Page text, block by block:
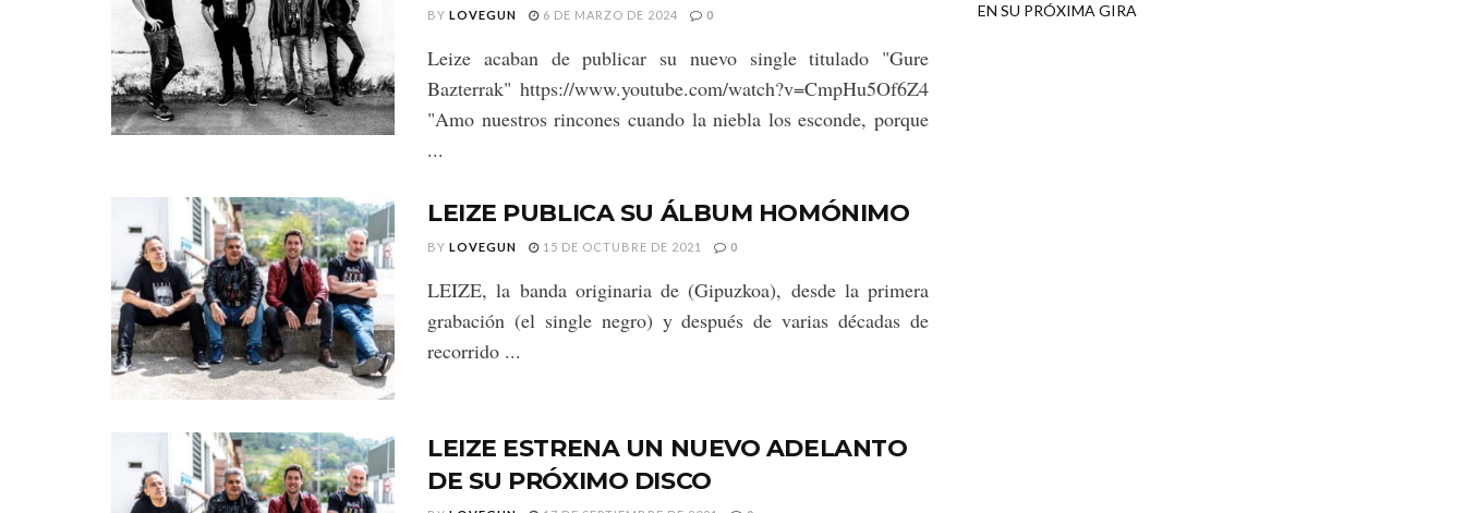
BY LOVEGUN 6 DE MARZO DE 2024 0
Leize acaban de publicar su nuevo single titulado "Gure
Bazterrak" https://www.youtube.com/watch?v=CmpHu5Of6Z4
"Amo nuestros rincones cuando la niebla los esconde, porque
...
LEIZE PUBLICA SU ÁLBUM HOMÓNIMO
BY LOVEGUN 15 DE OCTUBRE DE 2021 0
LEIZE, la banda originaria de (Gipuzkoa), desde la primera
grabación (el single negro) y después de varias décadas de
recorrido ...
LEIZE ESTRENA UN NUEVO ADELANTO
DE SU PRÓXIMO DISCO
EN SU PRÓXIMA GIRA